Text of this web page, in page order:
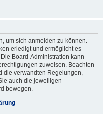
um sich anmelden zu können.
erledigt und ermöglicht es
Board-Administration kann
zuweisen. Beachten
die verwandten Regelungen,
auch die jeweiligen
bewegen.